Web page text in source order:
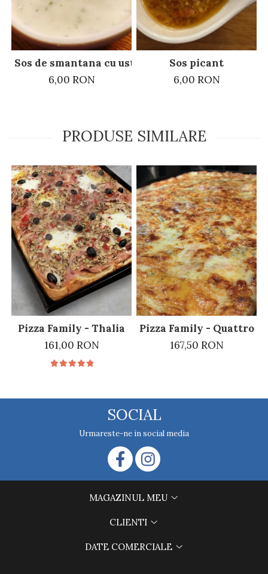
Sos de smantana cu usturoi si patrunjel
6,00 RON
Sos picant
6,00 RON
PRODUSE SIMILARE
Pizza Family - Thalia
161,00 RON
Pizza Family - Quattro
167,50 RON
SOCIAL
Urmareste-ne in social media
MAGAZINUL MEU
CLIENTI
DATE COMERCIALE